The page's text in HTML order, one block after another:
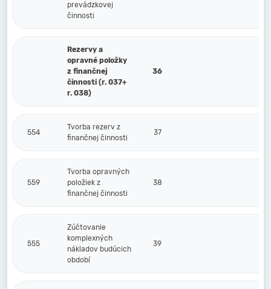
prevádzkovej
činnosti
Rezervy a
opravné položky
z finančnej
činnosti (r. 037+
r. 038)
36
554
Tvorba rezerv z
finančnej činnosti
37
559
Tvorba opravných
položiek z
finančnej činnosti
38
555
Zúčtovanie
komplexných
nákladov budúcich
období
39